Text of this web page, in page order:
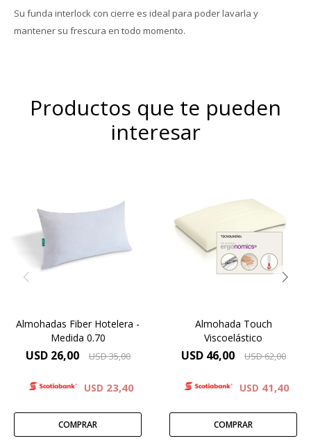
Su funda interlock con cierre es ideal para poder lavarla y
mantener su frescura en todo momento.
Productos que te pueden
interesar
Almohadas Fiber Hotelera -
Medida 0.70
USD 26,00 USD35,00
USD 23,40
El perfil anatómico y la
adaptación de la espuma
viscoelástica permiten una
correcta posición cervical
previniendo dolores en la
zona del cuello y la espalda.
Almohada Touch
Viscoelástico
USD 46,00 USD62,00
USD 41,40